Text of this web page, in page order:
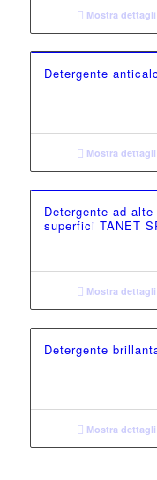
Mostra dettagli
Detergente
Mostra dettagli
Detergente ad
superfici TANET
Mostra dettagli
Detergente
Mostra dettagli